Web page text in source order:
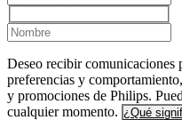
Deseo recibir comunicaciones
preferencias y
y promociones de Philips.
cualquier momento. ¿Qué